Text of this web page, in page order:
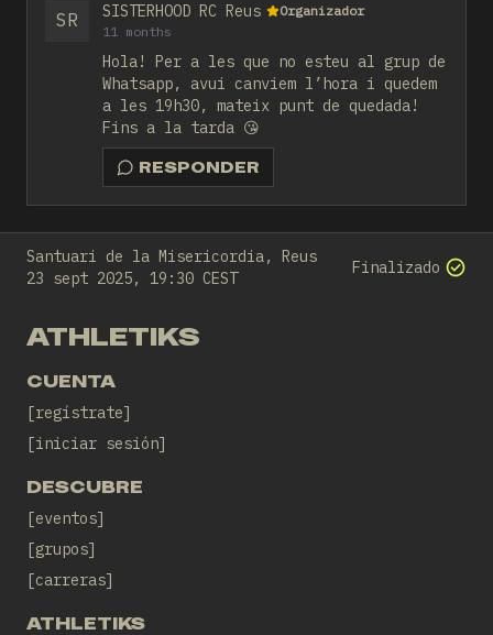
SR SISTERHOOD RC Reus
Organizador
11 months
Hola! Per a les que no esteu al grup de
Whatsapp, avui canviem l’hora i quedem
a les 19h30, mateix punt de quedada!
Fins a la tarda 😘
RESPONDER
Santuari de la Misericordia, Reus
23 sept 2025, 19:30 CEST
Finalizado
ATHLETIKS
CUENTA
regístrate
iniciar sesión
DESCUBRE
eventos
grupos
carreras
ATHLETIKS